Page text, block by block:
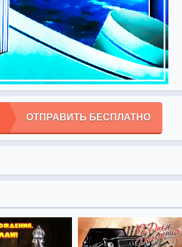
ОТПРАВИТЬ БЕСПЛАТНО